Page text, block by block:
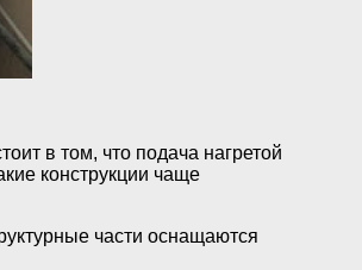
в том, что подача нагретой
конструкции чаще
части оснащаются